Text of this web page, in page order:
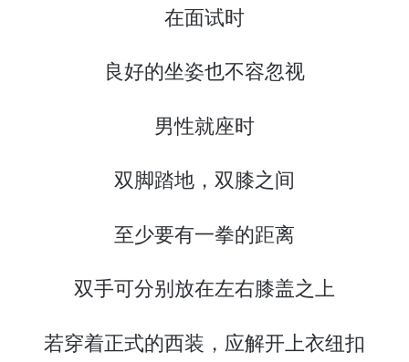
在面试时
良好的坐姿也不容忽视
男性就座时
双脚踏地，双膝之间
至少要有一拳的距离
双手可分别放在左右膝盖之上
若穿着正式的西装，应解开上衣纽扣